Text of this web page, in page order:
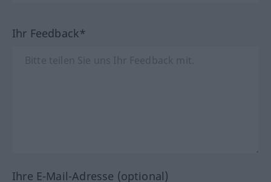
Ihr Feedback*
Ihre E-Mail-Adresse (optional)